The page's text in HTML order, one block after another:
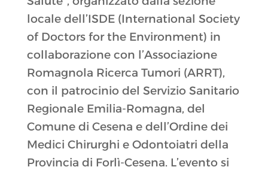
locale dell’ISDE (International Society
of Doctors for the Environment) in
collaborazione con l’Associazione
Romagnola Ricerca Tumori (ARRT),
con il patrocinio del Servizio Sanitario
Regionale Emilia-Romagna, del
Comune di Cesena e dell’Ordine dei
Medici Chirurghi e Odontoiatri della
Provincia di Forlì-Cesena. L’evento si